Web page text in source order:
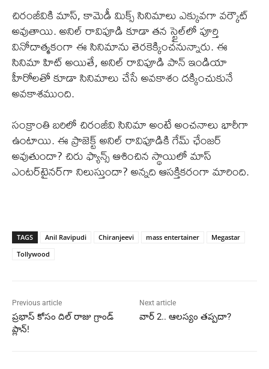
చిరంజీవికి మాస్, కామెడీ మిక్స్ సినిమాలు ఎక్కువగా వర్కౌట్
అవుతాయి. అనిల్ రావిపూడి కూడా తన స్టైల్‌లో పూర్తి
వినోదాత్మకంగా ఈ సినిమాను తెరకెక్కించనున్నారు. ఈ
సినిమా హిట్ అయితే, అనిల్ రావిపూడి పాన్ ఇండియా
హీరోలతో కూడా సినిమాలు చేసే అవకాశం దక్కించుకునే
అవకాశముంది.
సంక్రాంతి బరిలో చిరంజీవి సినిమా అంటే అంచనాలు భారీగా
ఉంటాయి. ఈ ప్రాజెక్ట్ అనిల్ రావిపూడికి గేమ్ ఛేంజర్
అవుతుందా? చిరు ఫ్యాన్స్ ఆశించిన స్థాయిలో మాస్
ఎంటర్‌టైనర్‌గా నిలుస్తుందా? అన్నది ఆసక్తికరంగా మారింది.
TAGS Anil Ravipudi Chiranjeevi mass entertainer
Megastar
Tollywood
Previous article
ప్రభాస్ కోసం దిల్ రాజు గ్రాండ్
ప్లాన్!
Next article
వార్ 2.. ఆలస్యం తప్పదా?